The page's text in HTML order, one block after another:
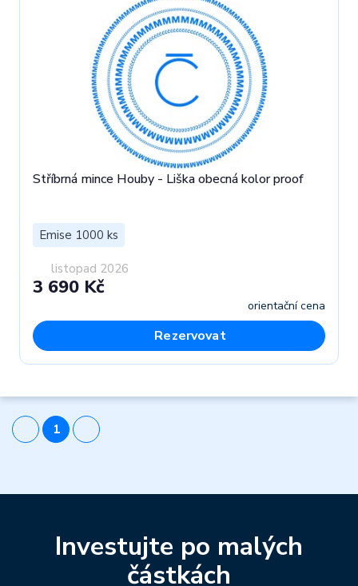
Stříbrná mince Houby - Liška obecná kolor proof
Emise 1000 ks
listopad 2026
3 690 Kč
orientační cena
Rezervovat
1
Investujte po malých
částkách